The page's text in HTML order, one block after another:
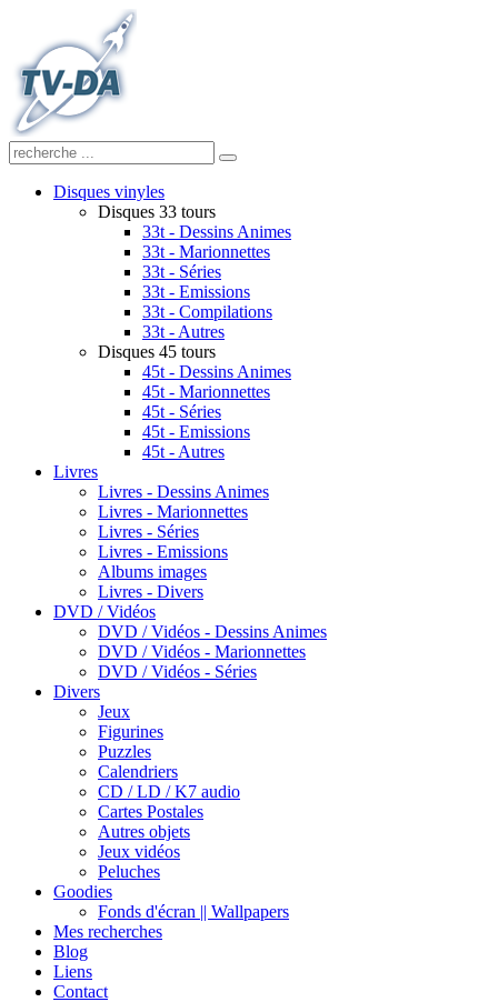
Disques vinyles
Disques 33 tours
33t - Dessins Animes
33t - Marionnettes
33t - Séries
33t - Emissions
33t - Compilations
33t - Autres
Disques 45 tours
45t - Dessins Animes
45t - Marionnettes
45t - Séries
45t - Emissions
45t - Autres
Livres
Livres - Dessins Animes
Livres - Marionnettes
Livres - Séries
Livres - Emissions
Albums images
Livres - Divers
DVD / Vidéos
DVD / Vidéos - Dessins Animes
DVD / Vidéos - Marionnettes
DVD / Vidéos - Séries
Divers
Jeux
Figurines
Puzzles
Calendriers
CD / LD / K7 audio
Cartes Postales
Autres objets
Jeux vidéos
Peluches
Goodies
Fonds d'écran || Wallpapers
Mes recherches
Blog
Liens
Contact